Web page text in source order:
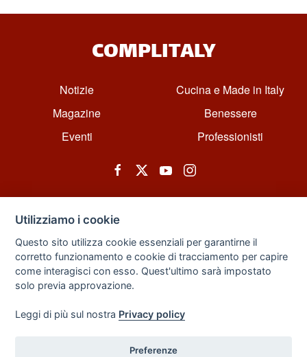
COMPLITALY
Notizie
Magazine
Eventi
Cucina e Made in Italy
Benessere
Professionisti
© All rights reserved. Powered by Zarix Solution LTD, Forest House
Business Centre, 8 Gainsborough Road, London, England, E11 1HT.
Privacy Policy |Sitemap
Utilizziamo i cookie
Questo sito utilizza cookie essenziali per garantirne il
corretto funzionamento e cookie di tracciamento per capire
come interagisci con esso. Quest'ultimo sarà impostato
solo previa approvazione.
Leggi di più sul nostra Privacy policy
Preferenze